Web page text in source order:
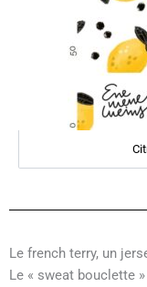
Le french terry, un
Le « sweat bouclette